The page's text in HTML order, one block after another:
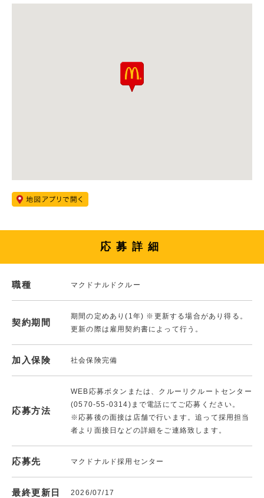
応募詳細
職種 マクドナルドクルー
契約期間
期間の定めあり(1年) ※更新する場合があり得る。
更新の際は雇用契約書によって行う。
加入保険 社会保険完備
応募方法
WEB応募ボタンまたは、クルーリクルートセンター
(0570-55-0314)まで電話にてご応募ください。
※応募後の面接は店舗で行います。追って採用担当
者より面接日などの詳細をご連絡致します。
応募先 マクドナルド採用センター
最終更新日 2026/07/17